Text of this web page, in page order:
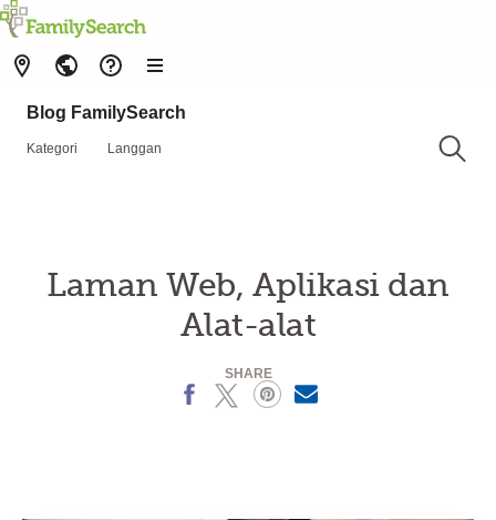
Blog FamilySearch
Kategori Langgan
Laman Web, Aplikasi dan
Alat-alat
SHARE
X